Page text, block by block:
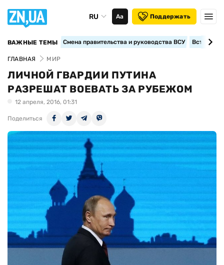
RU Аа Поддержать
ВАЖНЫЕ ТЕМЫ Смена правительства и руководства ВСУ
ГЛАВНАЯ МИР
ЛИЧНОЙ ГВАРДИИ ПУТИНА
РАЗРЕШАТ ВОЕВАТЬ ЗА РУБЕЖОМ
12 апреля, 2016, 01:31
Поделиться